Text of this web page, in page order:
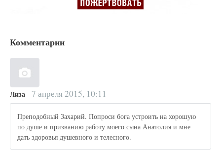
Комментарии
Лиза 7 апреля 2015, 10:11
Преподобный Захарий. Попроси бога устроить на хорошую
по душе и призванию работу моего сына Анатолия и мне
дать здоровья душевного и телесного.